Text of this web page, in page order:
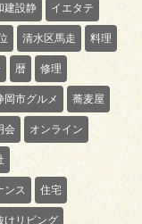
建設静 イエタテ
清水区馬走 料理
暦 修理
岡市グルメ 蕎麦屋
会 オンライン
ンス 住宅
けリビング